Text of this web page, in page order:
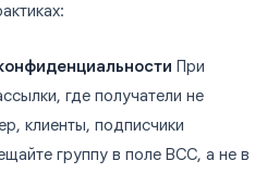
При
где получатели не
клиенты, подписчики
группу в поле BCC, а не в